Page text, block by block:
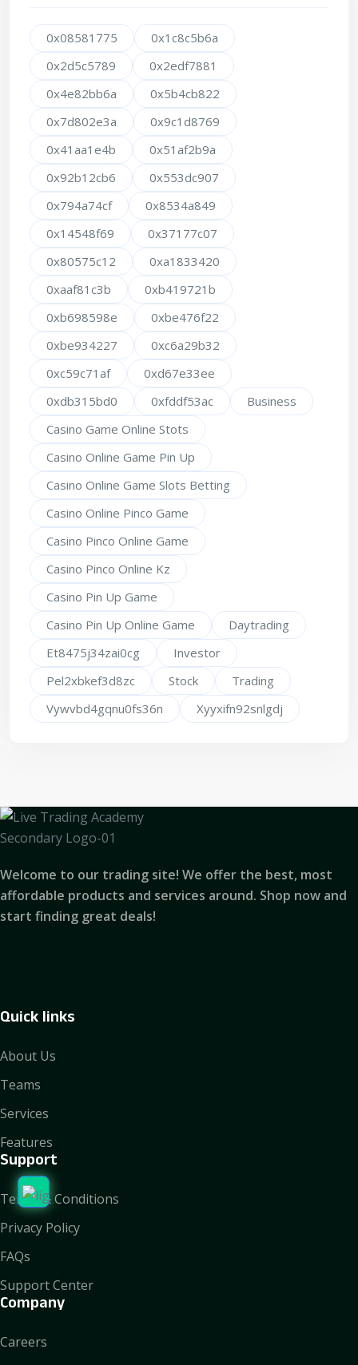
0x08581775
0x1c8c5b6a
0x2d5c5789
0x2edf7881
0x4e82bb6a
0x5b4cb822
0x7d802e3a
0x9c1d8769
0x41aa1e4b
0x51af2b9a
0x92b12cb6
0x553dc907
0x794a74cf
0x8534a849
0x14548f69
0x37177c07
0x80575c12
0xa1833420
0xaaf81c3b
0xb419721b
0xb698598e
0xbe476f22
0xbe934227
0xc6a29b32
0xc59c71af
0xd67e33ee
0xdb315bd0
0xfddf53ac
Business
Casino Game Online Stots
Casino Online Game Pin Up
Casino Online Game Slots Betting
Casino Online Pinco Game
Casino Pinco Online Game
Casino Pinco Online Kz
Casino Pin Up Game
Casino Pin Up Online Game
Daytrading
Et8475j34zai0cg
Investor
Pel2xbkef3d8zc
Stock
Trading
Vywvbd4gqnu0fs36n
Xyyxifn92snlgdj
Welcome to our trading site! We offer the best, most
affordable products and services around. Shop now and
start finding great deals!
Quick links
About Us
Teams
Services
Features
Support
Terms & Conditions
Privacy Policy
FAQs
Support Center
Company
Careers